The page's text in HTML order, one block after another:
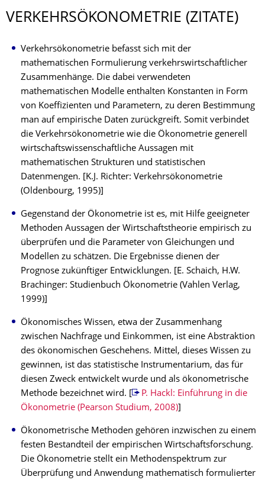
VERKEHRSÖKONO­METRIE (ZITATE)
Verkehrsökonometrie befasst sich mit der
mathematischen Formulierung verkehrswirtschaftlicher
Zusammenhänge. Die dabei verwendeten
mathematischen Modelle enthalten Konstanten in Form
von Koeffizienten und Parametern, zu deren Bestimmung
man auf empirische Daten zurückgreift. Somit verbindet
die Verkehrsökonometrie wie die Ökonometrie generell
wirtschaftswissenschaftliche Aussagen mit
mathematischen Strukturen und statistischen
Datenmengen. [K.J. Richter: Verkehrsökonometrie
(Oldenbourg, 1995)]
Gegenstand der Ökonometrie ist es, mit Hilfe geeigneter
Methoden Aussagen der Wirtschaftstheorie empirisch zu
überprüfen und die Parameter von Gleichungen und
Modellen zu schätzen. Die Ergebnisse dienen der
Prognose zukünftiger Entwicklungen. [E. Schaich, H.W.
Brachinger: Studienbuch Ökonometrie (Vahlen Verlag,
1999)]
Ökonomisches Wissen, etwa der Zusammenhang
zwischen Nachfrage und Einkommen, ist eine Abstraktion
des ökonomischen Geschehens. Mittel, dieses Wissen zu
gewinnen, ist das statistische Instrumentarium, das für
diesen Zweck entwickelt wurde und als ökonometrische
Methode bezeichnet wird. [
P. Hackl: Einführung in die
Ökonometrie (Pearson Studium, 2008)
Ökonometrische Methoden gehören inzwischen zu einem
festen Bestandteil der empirischen Wirtschaftsforschung.
Die Ökonometrie stellt ein Methodenspektrum zur
Überprüfung und Anwendung mathematisch formulierter